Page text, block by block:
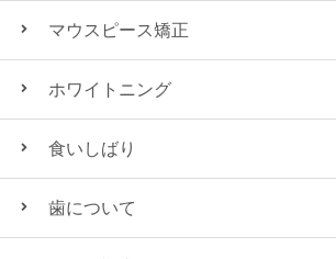
マウスピース矯正
ホワイトニング
食いしばり
歯について